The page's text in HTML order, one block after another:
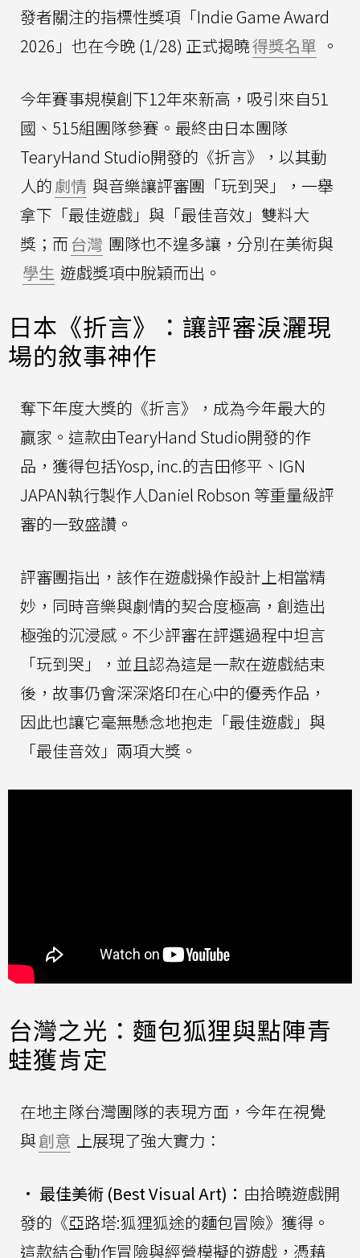
發者關注的指標性獎項「Indie Game Award
2026」也在今晚 (1/28) 正式揭曉得獎名單 。
今年賽事規模創下12年來新高，吸引來自51
國、515組團隊參賽。最終由日本團隊
TearyHand Studio開發的《折言》，以其動
人的劇情 與音樂讓評審團「玩到哭」，一舉
拿下「最佳遊戲」與「最佳音效」雙料大
獎；而 台灣 團隊也不遑多讓，分別在美術與
學生 遊戲獎項中脫穎而出。
日本《折言》：讓評審淚灑現
場的敘事神作
奪下年度大獎的《折言》，成為今年最大的
贏家。這款由TearyHand Studio開發的作
品，獲得包括Yosp, inc.的吉田修平、IGN
JAPAN執行製作人Daniel Robson 等重量級評
審的一致盛讚。
評審團指出，該作在遊戲操作設計上相當精
妙，同時音樂與劇情的契合度極高，創造出
極強的沉浸感。不少評審在評選過程中坦言
「玩到哭」，並且認為這是一款在遊戲結束
後，故事仍會深深烙印在心中的優秀作品，
因此也讓它毫無懸念地抱走「最佳遊戲」與
「最佳音效」兩項大獎。
台灣之光：麵包狐狸與點陣青
蛙獲肯定
在地主隊台灣團隊的表現方面，今年在視覺
與創意 上展現了強大實力：
• 最佳美術 (Best Visual Art)： 由拾曉遊戲開
發的《亞路塔:狐狸狐途的麵包冒險》獲得。
這款結合動作冒險與經營模擬的遊戲，憑藉